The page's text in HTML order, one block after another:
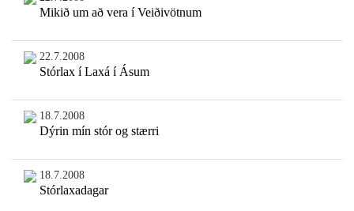
Mikið um að vera í Veiðivötnum
22.7.2008
Stórlax í Laxá í Ásum
18.7.2008
Dýrin mín stór og stærri
18.7.2008
Stórlaxadagar